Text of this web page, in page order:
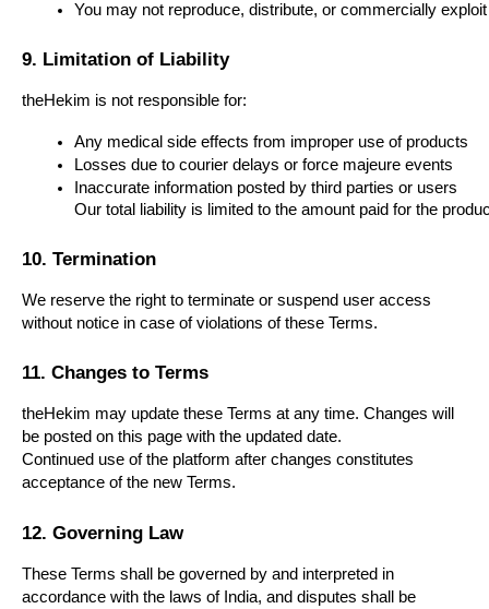
You may not reproduce, distribute, or commercially
9. Limitation of Liability
theHekim is not responsible for:
Any medical side effects from improper use of products
Losses due to courier delays or force majeure events
Inaccurate information posted by third parties or users
Our total liability is limited to the amount paid for the
10. Termination
We reserve the right to terminate or suspend user access
without notice in case of violations of these Terms.
11. Changes to Terms
theHekim may update these Terms at any time. Changes will
be posted on this page with the updated date.
Continued use of the platform after changes constitutes
acceptance of the new Terms.
12. Governing Law
These Terms shall be governed by and interpreted in
accordance with the laws of India, and disputes shall be